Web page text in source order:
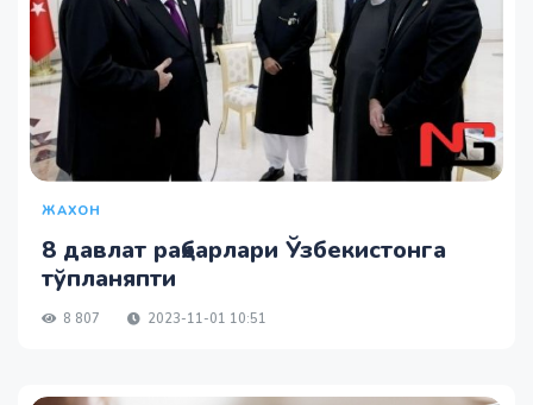
ЖАХОН
8 давлат раҳбарлари Ўзбекистонга
тўпланяпти
8 807 2023-11-01 10:51